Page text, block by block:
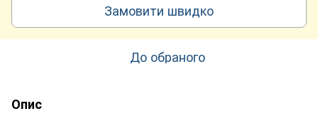
Замовити швидко
До обраного
Опис